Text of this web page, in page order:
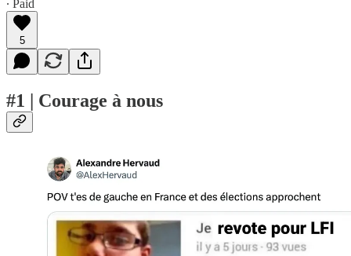
∙ Paid
5
#1 | Courage à nous